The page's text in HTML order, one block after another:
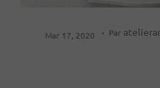
Mar 17, 2020 Par